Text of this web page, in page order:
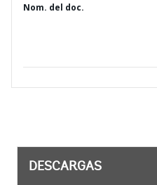
Nom. del doc.
DESCARGAS